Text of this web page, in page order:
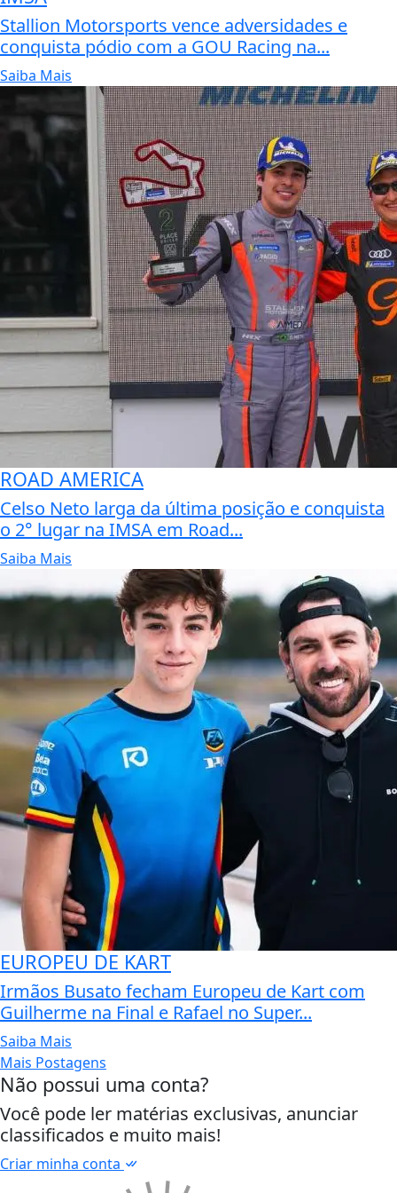
Stallion Motorsports vence adversidades e
conquista pódio com a GOU Racing na...
Saiba Mais
ROAD AMERICA
Celso Neto larga da última posição e conquista
o 2° lugar na IMSA em Road...
Saiba Mais
EUROPEU DE KART
Irmãos Busato fecham Europeu de Kart com
Guilherme na Final e Rafael no Super...
Saiba Mais
Mais Postagens
Não possui uma conta?
Você pode ler matérias exclusivas, anunciar
classificados e muito mais!
Criar minha conta